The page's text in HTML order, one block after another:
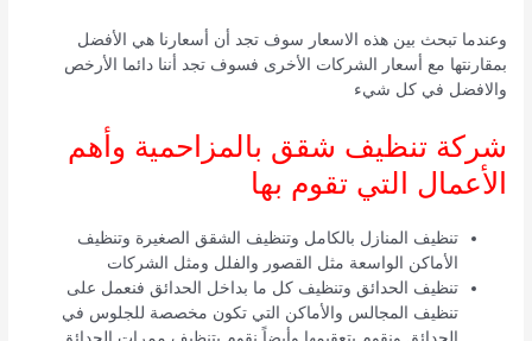
وعندما تبحث بين هذه الاسعار سوف تجد أن أسعارنا هي الأفضل
بمقارنتها مع أسعار الشركات الأخرى فسوف تجد أننا دائما الأرخص
والافضل في كل شيء
شركة تنظيف شقق بالمزاحمية وأهم
الأعمال التي تقوم بها
تنظيف المنازل بالكامل وتنظيف الشقق الصغيرة وتنظيف
الأماكن الواسعة مثل القصور والفلل ومثل الشركات
تنظيف الحدائق وتنظيف كل ما بداخل الحدائق فنعمل على
تنظيف المجالس والأماكن التي تكون مخصصة للجلوس في